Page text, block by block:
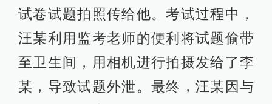
试卷试题拍照传给他。考试过程中，
汪某利用监考老师的便利将试题偷带
至卫生间，用相机进行拍摄发给了李
某，导致试题外泄。最终，汪某因与